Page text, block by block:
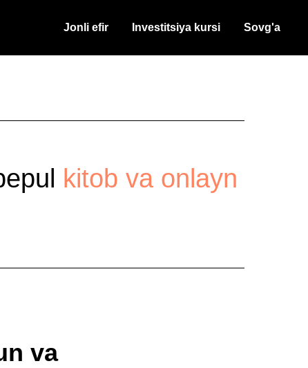
Jonli efir Investitsiya kursi Sovg'a
kitob va onlayn
va